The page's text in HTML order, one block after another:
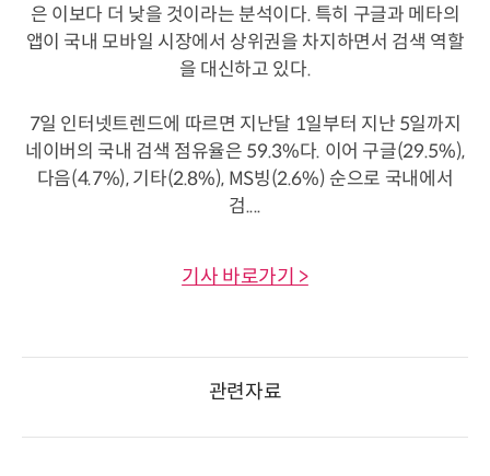
은 이보다 더 낮을 것이라는 분석이다. 특히 구글과 메타의
앱이 국내 모바일 시장에서 상위권을 차지하면서 검색 역할
을 대신하고 있다.
7일 인터넷트렌드에 따르면 지난달 1일부터 지난 5일까지
네이버의 국내 검색 점유율은 59.3%다. 이어 구글(29.5%),
다음(4.7%), 기타(2.8%), MS빙(2.6%) 순으로 국내에서
검....
기사 바로가기 >
관련자료